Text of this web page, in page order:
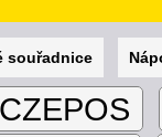
souřadnice
CZEPOS